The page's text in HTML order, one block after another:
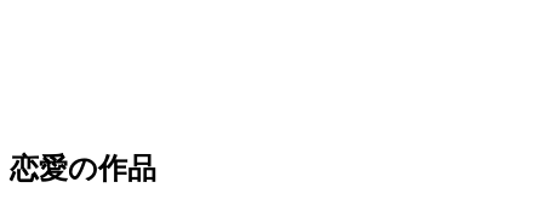
恋愛の作品